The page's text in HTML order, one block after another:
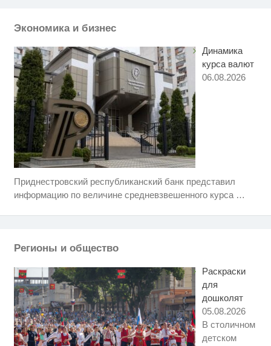
Экономика и бизнес
Динамика
курса валют
06.08.2026
Приднестровский республиканский банк представил
информацию по величине средневзвешенного курса …
Регионы и общество
Раскраски
для
дошколят
05.08.2026
В столичном
детском
семейке Плющенко
i
Ролик длится несколько секунд,
Королева вагона отожгла! Видео
Этот танец невесты оставит вас